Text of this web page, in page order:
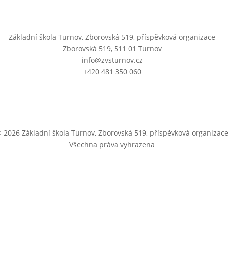
Základní škola Turnov, Zborovská 519, příspěvková organizace
Zborovská 519, 511 01 Turnov
info@zvsturnov.cz
+420 481 350 060
2026 Základní škola Turnov, Zborovská 519, příspěvková organizace
Všechna práva vyhrazena